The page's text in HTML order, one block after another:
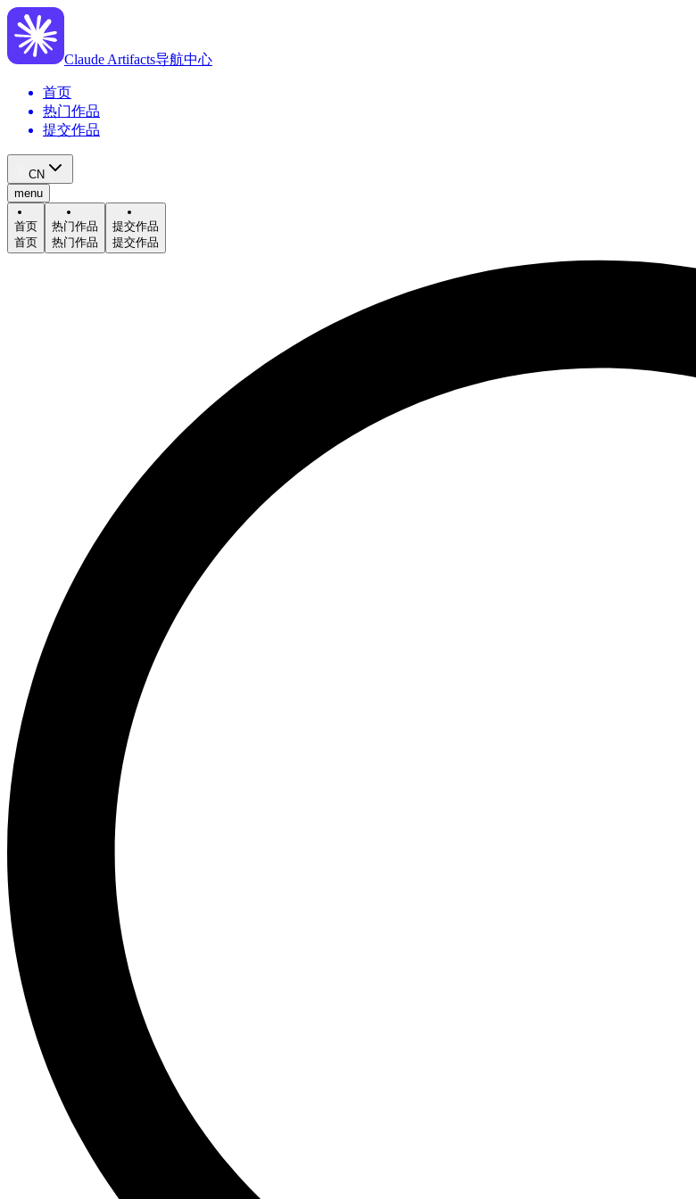
Claude Artifacts导航中心
首页
热门作品
提交作品
CN
menu
首页
首页
热门作品
热门作品
提交作品
提交作品